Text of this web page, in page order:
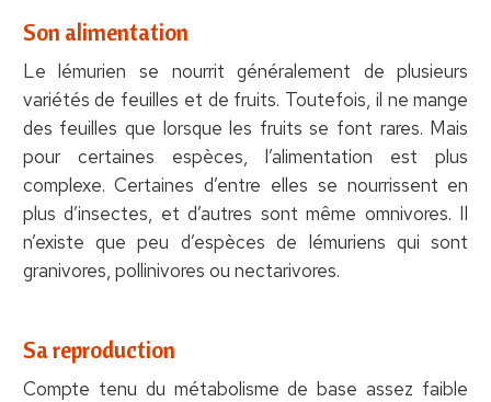
Son alimentation
Le lémurien se nourrit généralement de plusieurs
variétés de feuilles et de fruits. Toutefois, il ne mange
des feuilles que lorsque les fruits se font rares. Mais
pour certaines espèces, l’alimentation est plus
complexe. Certaines d’entre elles se nourrissent en
plus d’insectes, et d’autres sont même omnivores. Il
n’existe que peu d’espèces de lémuriens qui sont
granivores, pollinivores ou nectarivores.
Sa reproduction
Compte tenu du métabolisme de base assez faible